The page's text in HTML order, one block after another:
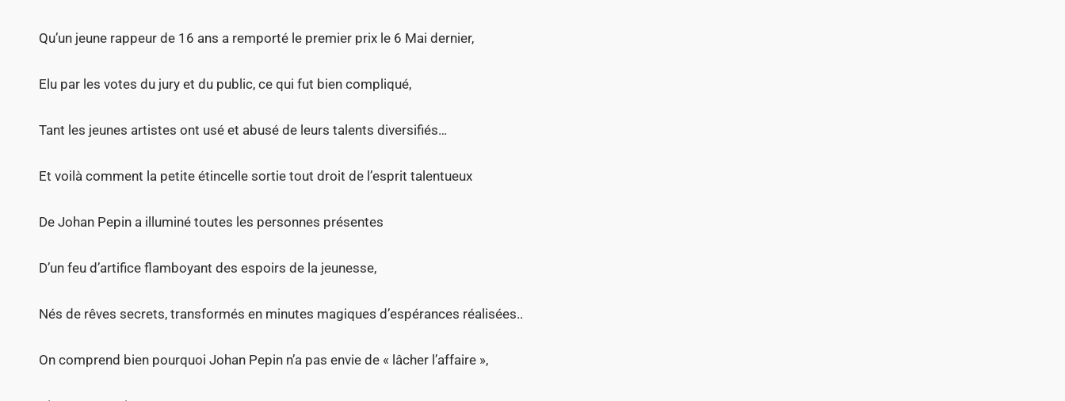
Qu’un jeune rappeur de 16 ans a remporté le premier prix le 6 Mai dernier,
Elu par les votes du jury et du public, ce qui fut bien compliqué,
Tant les jeunes artistes ont usé et abusé de leurs talents diversifiés…
Et voilà comment la petite étincelle sortie tout droit de l’esprit talentueux
De Johan Pepin a illuminé toutes les personnes présentes
D’un feu d’artifice flamboyant des espoirs de la jeunesse,
Nés de rêves secrets, transformés en minutes magiques d’espérances réalisées..
On comprend bien pourquoi Johan Pepin n’a pas envie de « lâcher l’affaire »,